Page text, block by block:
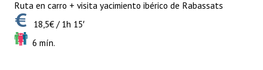
Ruta en carro + visita yacimiento ibérico de Rabassats
18,5€ / 1h 15′
6 mín.